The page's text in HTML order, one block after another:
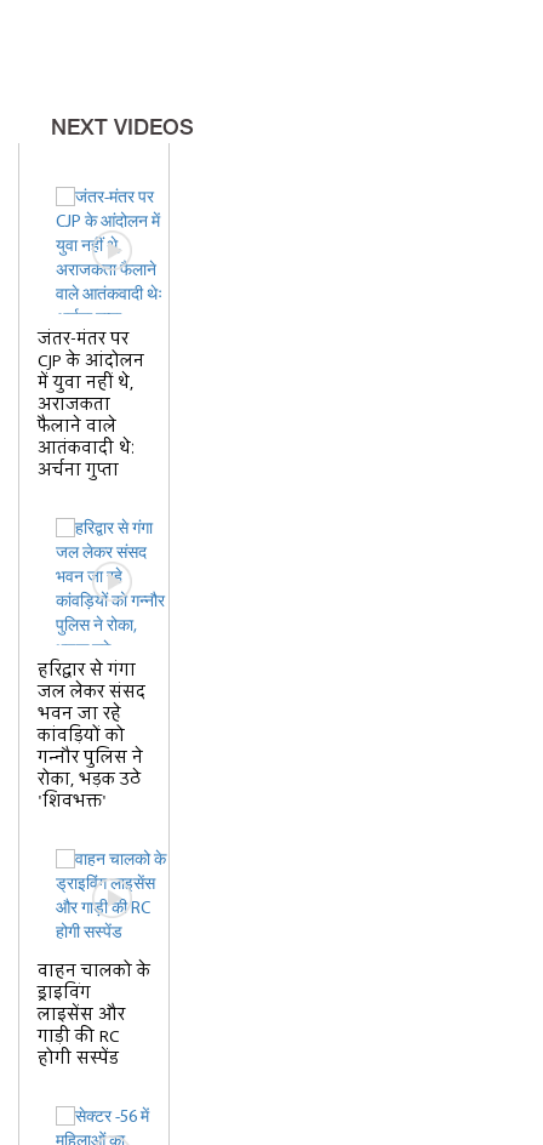
NEXT VIDEOS
जंतर-मंतर पर
CJP के आंदोलन
में युवा नहीं थे,
अराजकता
फैलाने वाले
आतंकवादी थेः
अर्चना गुप्ता
हरिद्वार से गंगा
जल लेकर संसद
भवन जा रहे
कांवड़ियों को
गन्नौर पुलिस ने
रोका, भड़क उठे
'शिवभक्त'
वाहन चालको के
ड्राइविंग
लाइसेंस और
गाड़ी की RC
होगी सस्पेंड